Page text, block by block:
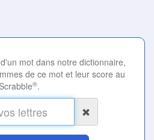
mot dans notre dictionnaire,
de ce mot et leur score au
Scrabble®.